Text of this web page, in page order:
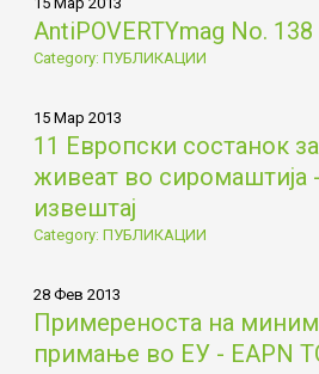
AntiPOVERTYmag No.
Category: ПУБЛИКАЦИИ
15 Мар 2013
11 Европски состанок
живеат во сиромаштија
извештај
Category: ПУБЛИКАЦИИ
28 Фев 2013
Примереностa на
примање во ЕУ - EAPN